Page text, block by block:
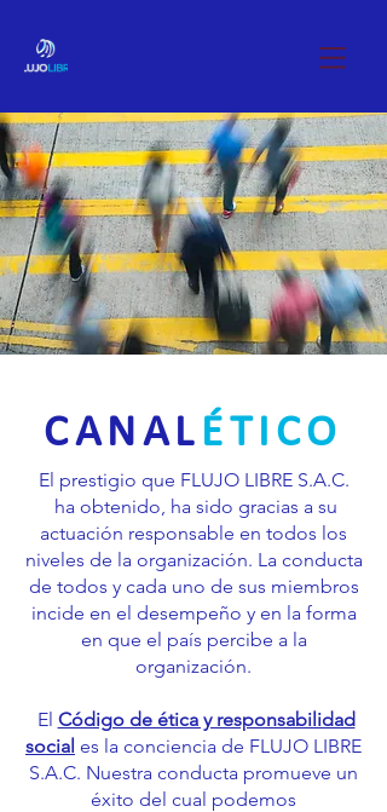
CANAL ÉTICO
El prestigio que FLUJO LIBRE S.A.C.
ha obtenido, ha sido gracias a su
actuación responsable en todos los
niveles de la organización. La conducta
de todos y cada uno de sus miembros
incide en el desempeño y en la forma
en que el país percibe a la
organización.
El Código de ética y responsabilidad
social es la conciencia de FLUJO LIBRE
S.A.C. Nuestra conducta promueve un
éxito del cual podemos